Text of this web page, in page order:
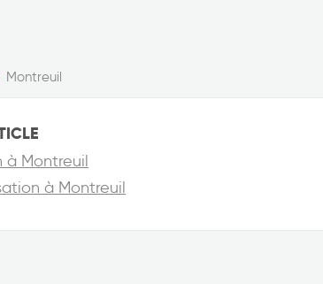
Montreuil
à Montreuil
à Montreuil